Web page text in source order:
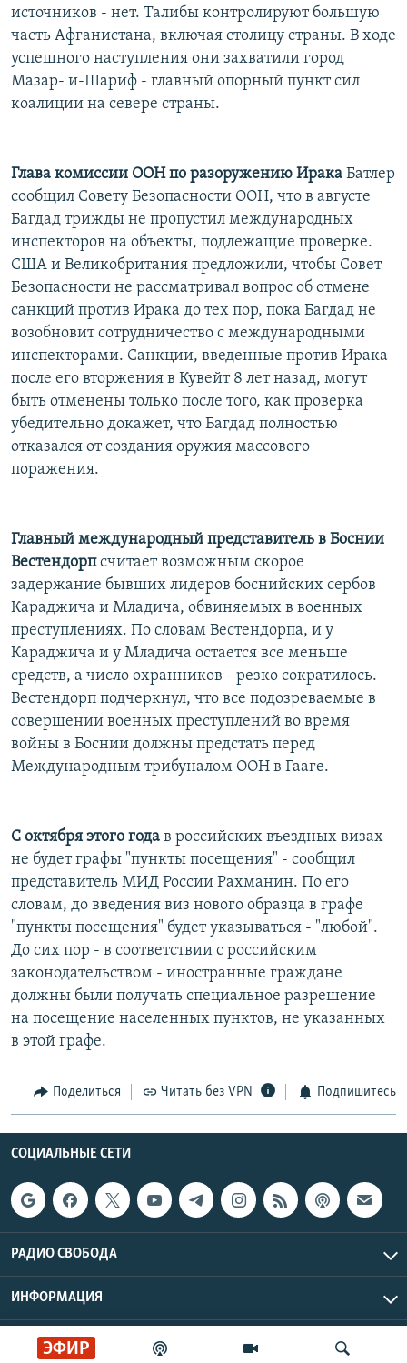
ЭФИР
источников - нет. Талибы контролируют большую
часть Афганистана, включая столицу страны. В ходе
успешного наступления они захватили город
Мазар- и-Шариф - главный опорный пункт сил
коалиции на севере страны.
Глава комиссии ООН по разоружению Ирака Батлер
сообщил Совету Безопасности ООН, что в августе
Багдад трижды не пропустил международных
инспекторов на объекты, подлежащие проверке.
США и Великобритания предложили, чтобы Совет
Безопасности не рассматривал вопрос об отмене
санкций против Ирака до тех пор, пока Багдад не
возобновит сотрудничество с международными
инспекторами. Санкции, введенные против Ирака
после его вторжения в Кувейт 8 лет назад, могут
быть отменены только после того, как проверка
убедительно докажет, что Багдад полностью
отказался от создания оружия массового
поражения.
Главный международный представитель в Боснии
Вестендорпсчитает возможным скорое
задержание бывших лидеров боснийских сербов
Караджича и Младича, обвиняемых в военных
преступлениях. По словам Вестендорпа, и у
Караджича и у Младича остается все меньше
средств, а число охранников - резко сократилось.
Вестендорп подчеркнул, что все подозреваемые в
совершении военных преступлений во время
войны в Боснии должны предстать перед
Международным трибуналом ООН в Гааге.
С октября этого года в российских въездных визах
не будет графы "пункты посещения" - сообщил
представитель МИД России Рахманин. По его
словам, до введения виз нового образца в графе
"пункты посещения" будет указываться - "любой".
До сих пор - в соответствии с российским
законодательством - иностранные граждане
должны были получать специальное разрешение
на посещение населенных пунктов, не указанных
в этой графе.
Поделиться Читать без VPN Подпишитесь
СОЦИАЛЬНЫЕ СЕТИ
РАДИО СВОБОДА
ИНФОРМАЦИЯ
Радио Свобода © 2026 RFE/RL, Inc. | Все права защищены.